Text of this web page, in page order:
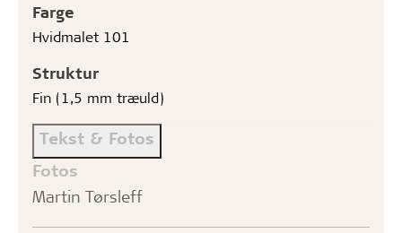
Farge
Hvidmalet 101
Struktur
Fin (1,5 mm træuld)
Tekst & Fotos
Fotos
Martin Tørsleff